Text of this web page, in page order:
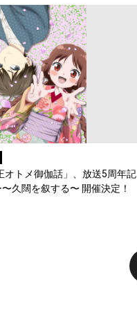
オトメ御伽話」、放送5周年記
久闊を叙する〜 開催決定！